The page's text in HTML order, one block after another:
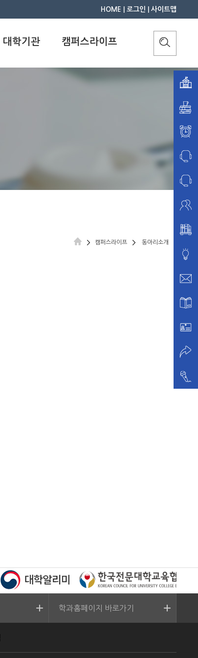
HOME 로그인 사이트맵
대학기관 캠퍼스라이프
캠퍼스라이프 동아리소개
학과홈페이지 바로가기